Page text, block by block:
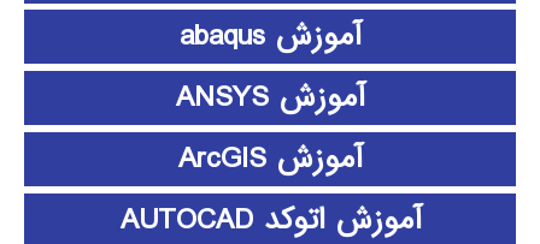
آموزش abaqus
آموزش ANSYS
آموزش ArcGIS
آموزش اتوکد AUTOCAD